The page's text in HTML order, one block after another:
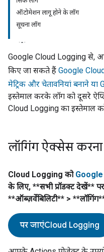
ऑटोमेशन लागू होने के लॉग
सूचना लॉग
Google Cloud Logging से,
किए जा सकते हैं Google
मेट्रिक और चेतावनियां बनाने
इस्तेमाल करके लॉग को दूसरे
Cloud Logging का इस्तेमाल
लॉगिंग ऐक्सेस करना
Cloud Logging को
के लिए, **सभी प्रॉडक्ट देखें**
**ऑब्ज़र्वेबिलिटी** >
पर जाएंCloud Logging